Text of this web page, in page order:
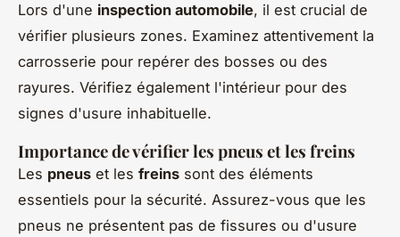
Lors d'une inspection automobile, il est crucial de
vérifier plusieurs zones. Examinez attentivement la
carrosserie pour repérer des bosses ou des
rayures. Vérifiez également l'intérieur pour des
signes d'usure inhabituelle.
Importance de vérifier les pneus et les freins
Les pneus et les freins sont des éléments
essentiels pour la sécurité. Assurez-vous que les
pneus ne présentent pas de fissures ou d'usure